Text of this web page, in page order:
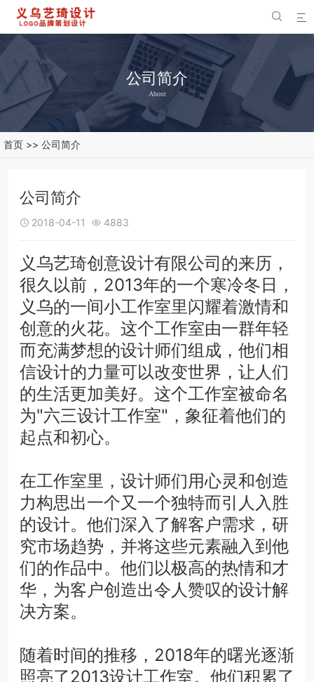


公司简介
About
首页 >> 公司简介
公司简介
 2018-04-11  4883
义乌艺琦创意设计有限公司的来历，
很久以前，2013年的一个寒冷冬日，
义乌的一间小工作室里闪耀着激情和
创意的火花。这个工作室由一群年轻
而充满梦想的设计师们组成，他们相
信设计的力量可以改变世界，让人们
的生活更加美好。这个工作室被命名
为"六三设计工作室"，象征着他们的
起点和初心。
在工作室里，设计师们用心灵和创造
力构思出一个又一个独特而引人入胜
的设计。他们深入了解客户需求，研
究市场趋势，并将这些元素融入到他
们的作品中。他们以极高的热情和才
华，为客户创造出令人赞叹的设计解
决方案。
随着时间的推移，2018年的曙光逐渐
照亮了2013设计工作室。他们积累了